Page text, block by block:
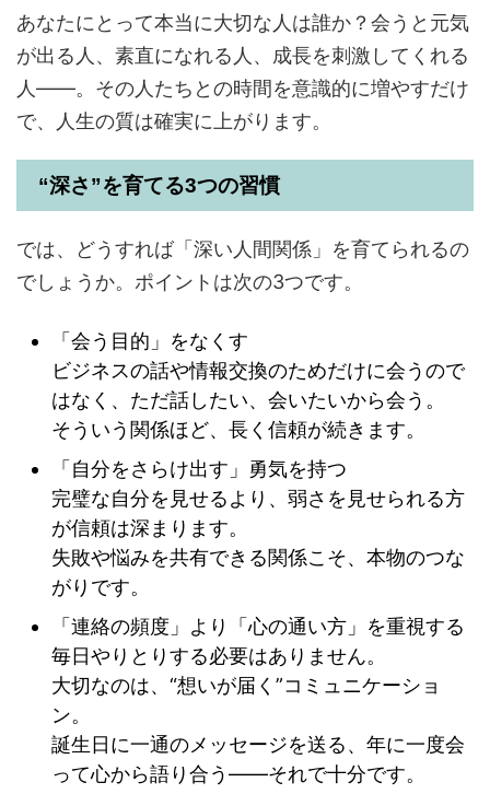
あなたにとって本当に大切な人は誰か？会うと元気
が出る人、素直になれる人、成長を刺激してくれる
人――。その人たちとの時間を意識的に増やすだけ
で、人生の質は確実に上がります。
“深さ”を育てる3つの習慣
では、どうすれば「深い人間関係」を育てられるの
でしょうか。ポイントは次の3つです。
「会う目的」をなくす
ビジネスの話や情報交換のためだけに会うので
はなく、ただ話したい、会いたいから会う。
そういう関係ほど、長く信頼が続きます。
「自分をさらけ出す」勇気を持つ
完璧な自分を見せるより、弱さを見せられる方
が信頼は深まります。
失敗や悩みを共有できる関係こそ、本物のつな
がりです。
「連絡の頻度」より「心の通い方」を重視する
毎日やりとりする必要はありません。
大切なのは、“想いが届く”コミュニケーショ
ン。
誕生日に一通のメッセージを送る、年に一度会
って心から語り合う――それで十分です。